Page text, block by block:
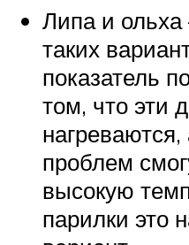
Липа и ольха
таких
показатель
том, что эти
проблем
высокую
парилки это